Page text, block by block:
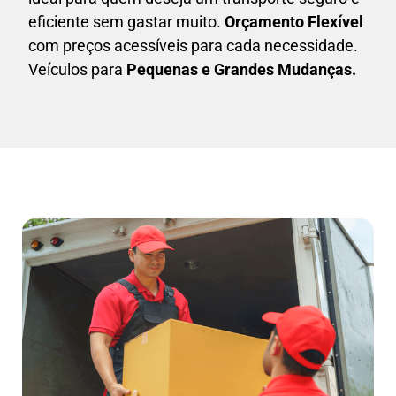
eficiente sem gastar muito. Orçamento Flexível
com preços acessíveis para cada necessidade.
Veículos para Pequenas e Grandes Mudanças.